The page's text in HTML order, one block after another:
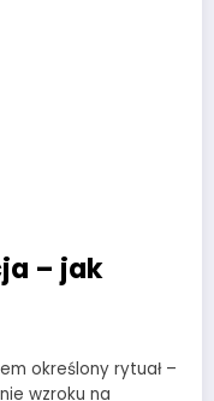
– jak
określony rytuał –
wzroku na